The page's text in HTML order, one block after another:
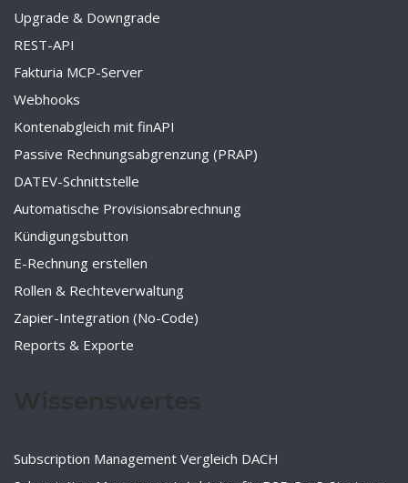
Upgrade & Downgrade
REST-API
Fakturia MCP-Server
Webhooks
Kontenabgleich mit finAPI
Passive Rechnungsabgrenzung (PRAP)
DATEV-Schnittstelle
Automatische Provisionsabrechnung
Kündigungsbutton
E-Rechnung erstellen
Rollen & Rechteverwaltung
Zapier-Integration (No-Code)
Reports & Exporte
Subscription Management Vergleich DACH